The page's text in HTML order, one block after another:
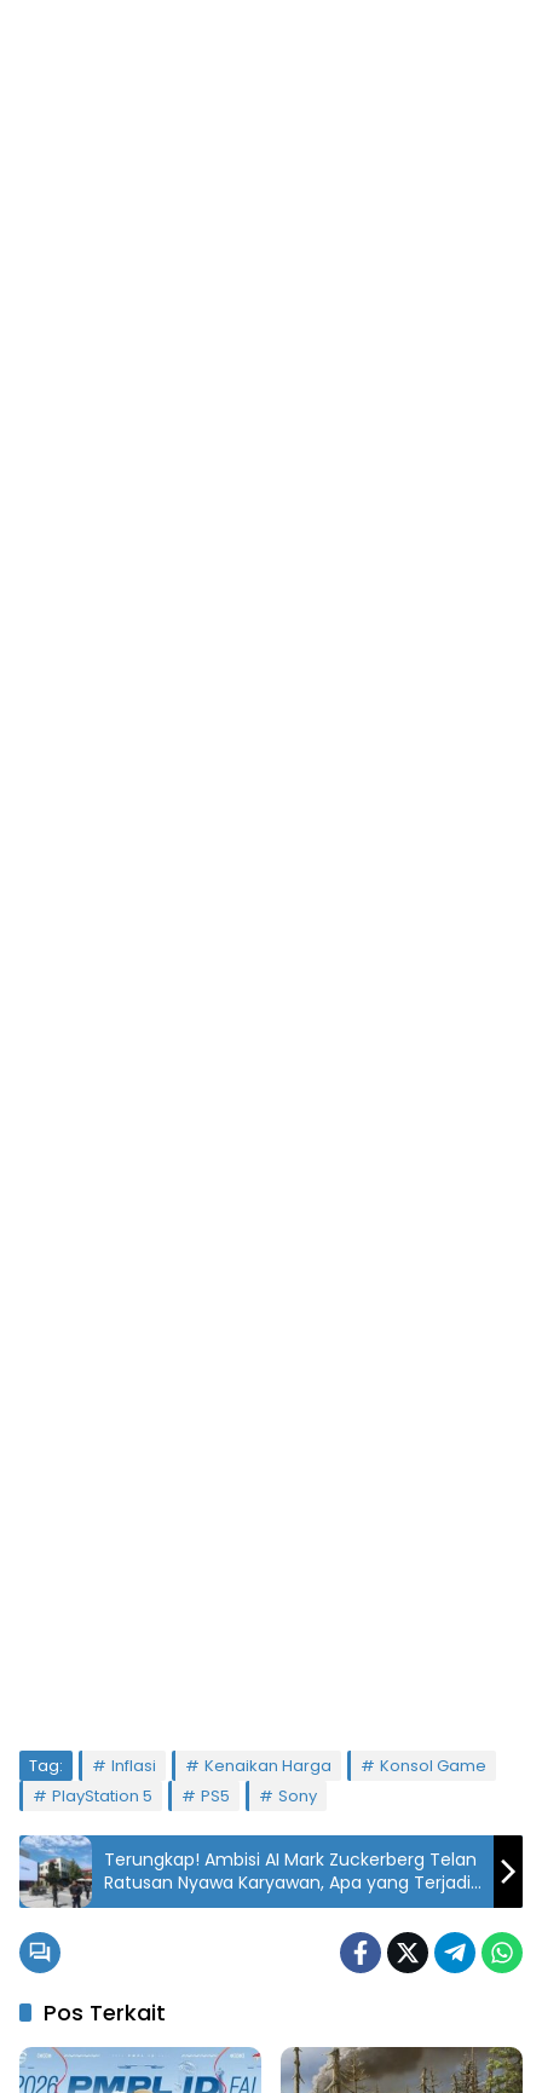
Tag: Inflasi Kenaikan Harga
Konsol Game
PlayStation 5
PS5 Sony
Terungkap! Ambisi AI Mark Zuckerberg Telan
Ratusan Nyawa Karyawan, Apa yang Terjadi
di Meta?
Pos Terkait